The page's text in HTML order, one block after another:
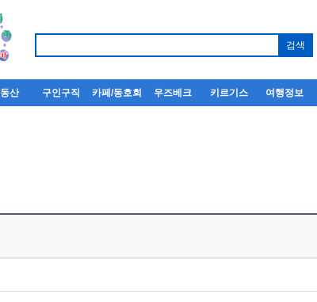
산 구인구직 카페/동호회 우즈베크 키르기스 여행정보